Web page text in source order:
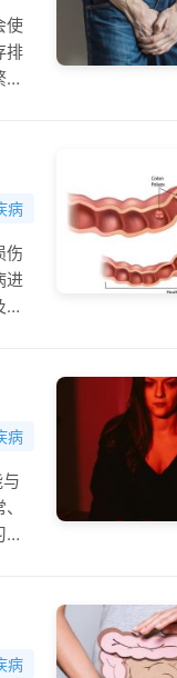
使
排
病
伤
进
病
病